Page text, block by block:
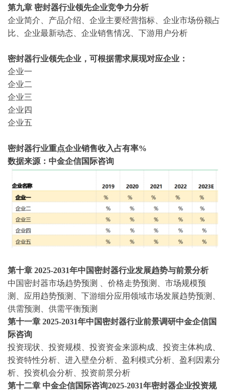
第九章 密封器行业领先企业竞争力分析
企业简介、产品介绍、企业主要经营指标、企业市场份额占
比、企业最新动态、企业销售情况、下游用户分析
密封器行业领先企业 ，可根据需求展现对应企业：
企业一
企业二
企业三
企业四
企业五
密封器行业重点企业销售收入占有率%
数据来源：中金企信国际咨询
第十章 2025-2031年中国密封器行业发展趋势与前景分析
中国密封器市场趋势预测
、价格走势预测、市场规模预
测、应用趋势预测、下游细分应用领域市场发展趋势预测、
供需预测、供需平衡预测
第十一章 2025-2031年中国密封器行业前景调研中金企信国
际咨询
投资现状、投资规模、投资资金来源构成、投资主体构成、
投资特性分析、进入壁垒分析、盈利模式分析、盈利因素分
析、投资机会分析、投资前景分析
第十二章 中金企信国际咨询2025-2031年密封器企业投资规